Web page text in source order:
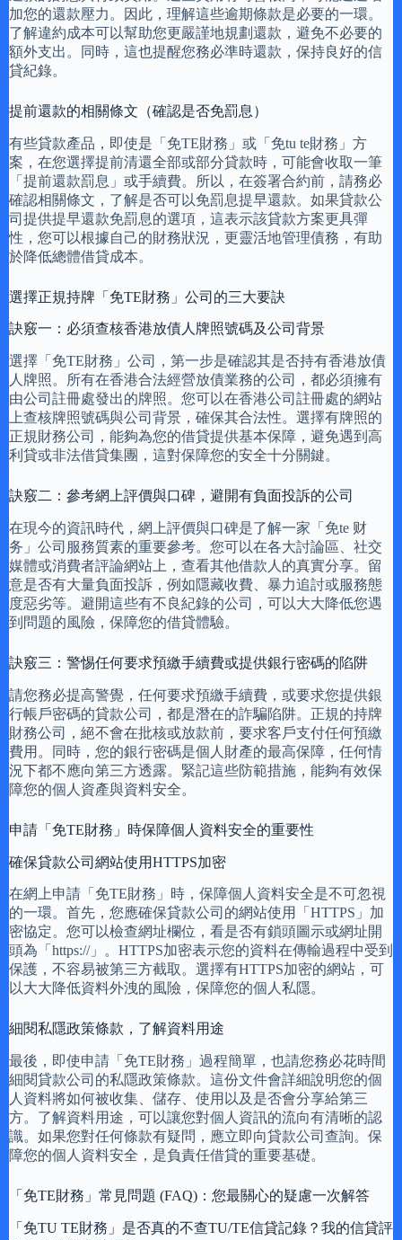
加您的還款壓力。因此，理解這些逾期條款是必要的一環。
了解違約成本可以幫助您更嚴謹地規劃還款，避免不必要的
額外支出。同時，這也提醒您務必準時還款，保持良好的信
貸紀錄。
提前還款的相關條文（確認是否免罰息）
有些貸款產品，即使是「免TE財務」或「免tu te財務」方
案，在您選擇提前清還全部或部分貸款時，可能會收取一筆
「提前還款罰息」或手續費。所以，在簽署合約前，請務必
確認相關條文，了解是否可以免罰息提早還款。如果貸款公
司提供提早還款免罰息的選項，這表示該貸款方案更具彈
性，您可以根據自己的財務狀況，更靈活地管理債務，有助
於降低總體借貸成本。
選擇正規持牌「免TE財務」公司的三大要訣
訣竅一：必須查核香港放債人牌照號碼及公司背景
選擇「免TE財務」公司，第一步是確認其是否持有香港放債
人牌照。所有在香港合法經營放債業務的公司，都必須擁有
由公司註冊處發出的牌照。您可以在香港公司註冊處的網站
上查核牌照號碼與公司背景，確保其合法性。選擇有牌照的
正規財務公司，能夠為您的借貸提供基本保障，避免遇到高
利貸或非法借貸集團，這對保障您的安全十分關鍵。
訣竅二：參考網上評價與口碑，避開有負面投訴的公司
在現今的資訊時代，網上評價與口碑是了解一家「免te 财
务」公司服務質素的重要參考。您可以在各大討論區、社交
媒體或消費者評論網站上，查看其他借款人的真實分享。留
意是否有大量負面投訴，例如隱藏收費、暴力追討或服務態
度惡劣等。避開這些有不良紀錄的公司，可以大大降低您遇
到問題的風險，保障您的借貸體驗。
訣竅三：警惕任何要求預繳手續費或提供銀行密碼的陷阱
請您務必提高警覺，任何要求預繳手續費，或要求您提供銀
行帳戶密碼的貸款公司，都是潛在的詐騙陷阱。正規的持牌
財務公司，絕不會在批核或放款前，要求客戶支付任何預繳
費用。同時，您的銀行密碼是個人財產的最高保障，任何情
況下都不應向第三方透露。緊記這些防範措施，能夠有效保
障您的個人資產與資料安全。
申請「免TE財務」時保障個人資料安全的重要性
確保貸款公司網站使用HTTPS加密
在網上申請「免TE財務」時，保障個人資料安全是不可忽視
的一環。首先，您應確保貸款公司的網站使用「HTTPS」加
密協定。您可以檢查網址欄位，看是否有鎖頭圖示或網址開
頭為「https://」。HTTPS加密表示您的資料在傳輸過程中受到
保護，不容易被第三方截取。選擇有HTTPS加密的網站，可
以大大降低資料外洩的風險，保障您的個人私隱。
細閱私隱政策條款，了解資料用途
最後，即使申請「免TE財務」過程簡單，也請您務必花時間
細閱貸款公司的私隱政策條款。這份文件會詳細說明您的個
人資料將如何被收集、儲存、使用以及是否會分享給第三
方。了解資料用途，可以讓您對個人資訊的流向有清晰的認
識。如果您對任何條款有疑問，應立即向貸款公司查詢。保
障您的個人資料安全，是負責任借貸的重要基礎。
「免TE財務」常見問題 (FAQ)：您最關心的疑慮一次解答
「免TU TE財務」是否真的不查TU/TE信貸記錄？我的信貸評